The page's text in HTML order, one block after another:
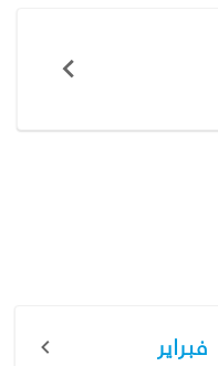
فبراير